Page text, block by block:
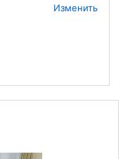
Изменить